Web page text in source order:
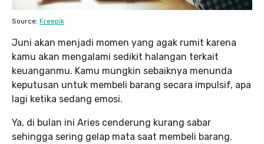
Source: Freepik
Juni akan menjadi momen yang agak rumit karena
kamu akan mengalami sedikit halangan terkait
keuanganmu. Kamu mungkin sebaiknya menunda
keputusan untuk membeli barang secara impulsif, apa
lagi ketika sedang emosi.
Ya, di bulan ini Aries cenderung kurang sabar
sehingga sering gelap mata saat membeli barang.